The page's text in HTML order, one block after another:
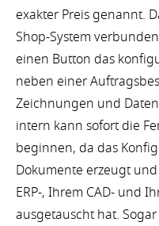
exakter Preis genannt.
Shop-System
einen Button das
neben einer
Zeichnungen und
intern kann sofort die
beginnen, da das
Dokumente erzeugt
ERP-, Ihrem CAD- und
ausgetauscht hat.